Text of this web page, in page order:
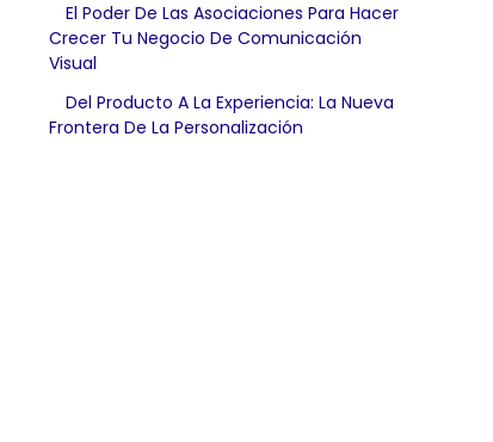
El Poder De Las Asociaciones Para Hacer
Crecer Tu Negocio De Comunicación
Visual
Del Producto A La Experiencia: La Nueva
Frontera De La Personalización